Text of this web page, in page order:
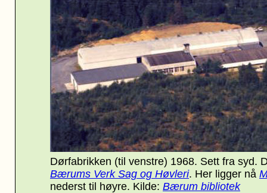
Dørfabrikken (til venstre) 1968. Sett fra syd.
Bærums Verk Sag og Høvleri. Her ligger nå
nederst til høyre. Kilde: Bærum bibliotek